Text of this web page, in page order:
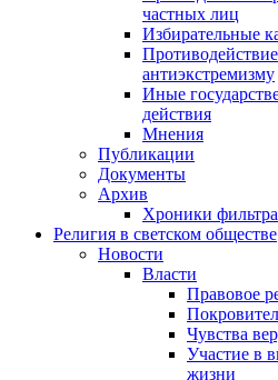
частных лиц
Избирательные
антиэкстремизму
Иные
действия
Мнения
Публикации
Документы
Архив
Хроники
Религия в светском обществе
Новости
Власти
Правовое
Чувства
Участие в
жизни